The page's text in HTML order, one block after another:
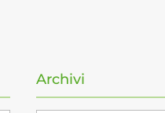
Archivi